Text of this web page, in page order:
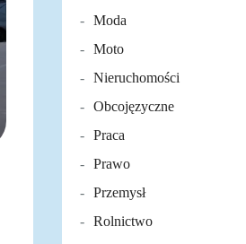
Moda
Moto
Nieruchomości
Obcojęzyczne
Praca
Prawo
Przemysł
Rolnictwo